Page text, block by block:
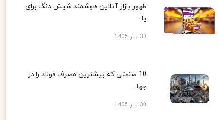
ظهور بازار آنلاین هوشمند شیش دنگ برای
پا...
30 تیر 1405
10 صنعتی که بیشترین مصرف فولاد را در
جها...
30 تیر 1405